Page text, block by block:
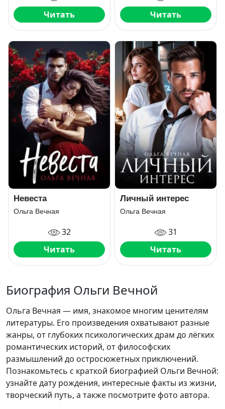
Читать
Читать
Невеста
Ольга Вечная
32
Читать
Личный интерес
Ольга Вечная
31
Читать
Биография Ольги Вечной
Ольга Вечная — имя, знакомое многим ценителям
литературы. Его произведения охватывают разные
жанры, от глубоких психологических драм до лёгких
романтических историй, от философских
размышлений до остросюжетных приключений.
Познакомьтесь с краткой биографией Ольги Вечной:
узнайте дату рождения, интересные факты из жизни,
творческий путь, а также посмотрите фото автора.